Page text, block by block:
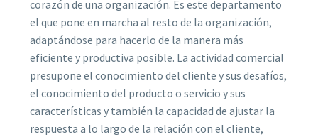
corazón de una organización. Es este departamento
el que pone en marcha al resto de la organización,
adaptándose para hacerlo de la manera más
eficiente y productiva posible. La actividad comercial
presupone el conocimiento del cliente y sus desafíos,
el conocimiento del producto o servicio y sus
características y también la capacidad de ajustar la
respuesta a lo largo de la relación con el cliente,